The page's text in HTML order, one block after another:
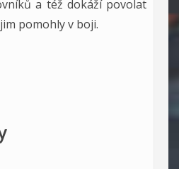
a též dokáží povolat
pomohly v boji.